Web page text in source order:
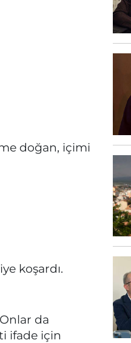
doğan, içimi
koşardı.
da
ifade için